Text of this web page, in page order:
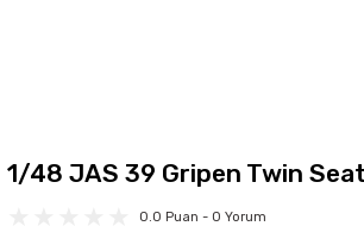
1/48 JAS 39 Gripen Twin
0.0 Puan - 0 Yorum